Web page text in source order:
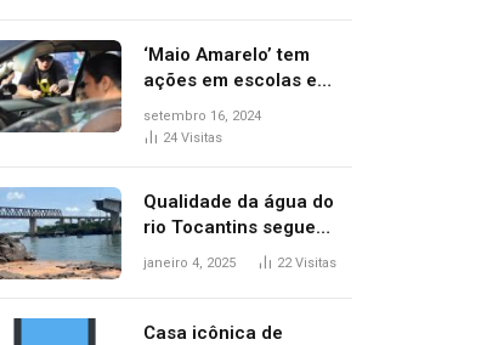
‘Maio Amarelo’ tem
ações em escolas e
ruas para prevenir
acidentes no trânsito
setembro 16, 2024
24 Visitas
Qualidade da água do
rio Tocantins segue
sem indicar alterações
afirma ANA
janeiro 4, 2025 22Visitas
Casa icônica de